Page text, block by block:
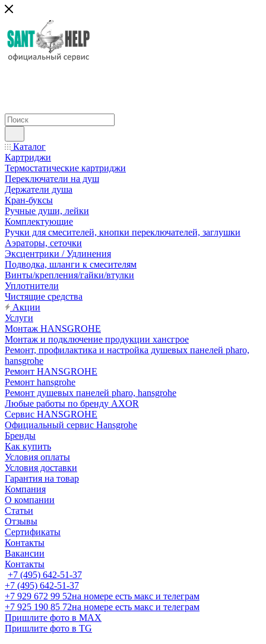
Каталог
Картриджи
Термостатические картриджи
Переключатели на душ
Держатели душа
Кран-буксы
Ручные души, лейки
Комплектующие
Ручки для смесителей, кнопки переключателей, заглушки
Аэраторы, сеточки
Эксцентрики / Удлинения
Подводка, шланги к смесителям
Винты/крепления/гайки/втулки
Уплотнители
Чистящие средства
Акции
Услуги
Монтаж HANSGROHE
Монтаж и подключение продукции хансгрое
Ремонт, профилактика и настройка душевых панелей pharo,
hansgrohe
Ремонт HANSGROHE
Ремонт hansgrohe
Ремонт душевых панелей pharo, hansgrohe
Любые работы по бренду AXOR
Сервис HANSGROHE
Официальный сервис Hansgrohe
Бренды
Как купить
Условия оплаты
Условия доставки
Гарантия на товар
Компания
О компании
Статьи
Отзывы
Сертификаты
Контакты
Вакансии
Контакты
+7 (495) 642-51-37
+7 (495) 642-51-37
+7 929 672 99 52на номере есть макс и телеграм
+7 925 190 85 72на номере есть макс и телеграм
Пришлите фото в MAX
Пришлите фото в TG